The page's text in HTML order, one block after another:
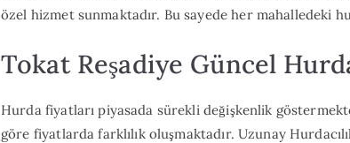
özel hizmet sunmaktadır. Bu sayede her
Tokat Reşadiye Güncel
Hurda fiyatları piyasada sürekli değişkenlik
göre fiyatlarda farklılık oluşmaktadır. Uzunay